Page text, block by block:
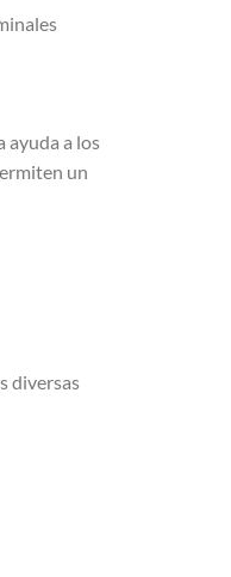
ayuda a los
un
diversas